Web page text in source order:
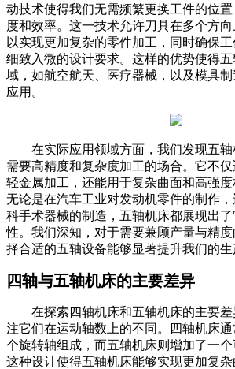
动技术使得我们无需频繁更换工件的位
度和效率。这一技术允许刀具在多个方
以实现更加复杂的零件加工，同时确保
细致入微的设计要求。这样的优势使得
域，如航空航天、医疗器械，以及模具
应用。
在实际应用领域方面，我们发现五
需要高精度和复杂度加工的场合。它不
轻金属加工，还能用于复杂曲面和高强度
无论是在汽车工业对发动机零件的制作
科手术器械的制造，五轴机床都展现出
性。我们深知，对于需要兼顾产量与精
择合适的五轴设备能够显著提升我们的生
四轴与五轴机床的主要差异
在探索四轴机床和五轴机床的主要
注它们在运动轴数上的不同。四轴机床
个旋转轴组成，而五轴机床则增加了一个
这种设计使得五轴机床能够实现更加复